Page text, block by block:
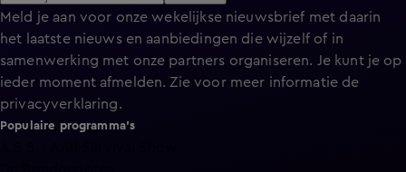
Meld je aan voor onze wekelijkse nieuwsbrief met daarin
het laatste nieuws en aanbiedingen die wijzelf of in
samenwerking met onze partners organiseren. Je kunt je op
ieder moment afmelden. Zie voor meer informatie de
privacyverklaring.
Populaire programma's